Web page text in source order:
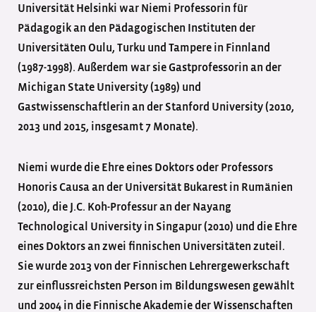
Universität Helsinki war Niemi Professorin für
Pädagogik an den Pädagogischen Instituten der
Universitäten Oulu, Turku und Tampere in Finnland
(1987-1998). Außerdem war sie Gastprofessorin an der
Michigan State University (1989) und
Gastwissenschaftlerin an der Stanford University (2010,
2013 und 2015, insgesamt 7 Monate).
Niemi wurde die Ehre eines Doktors oder Professors
Honoris Causa an der Universität Bukarest in Rumänien
(2010), die J.C. Koh-Professur an der Nayang
Technological University in Singapur (2010) und die Ehre
eines Doktors an zwei finnischen Universitäten zuteil.
Sie wurde 2013 von der Finnischen Lehrergewerkschaft
zur einflussreichsten Person im Bildungswesen gewählt
und 2004 in die Finnische Akademie der Wissenschaften